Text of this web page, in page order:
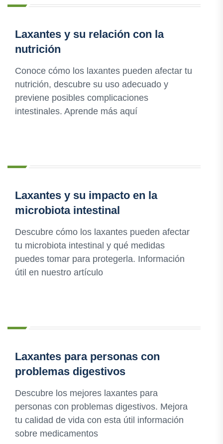
Laxantes y su relación con la
nutrición
Conoce cómo los laxantes pueden afectar tu
nutrición, descubre su uso adecuado y
previene posibles complicaciones
intestinales. Aprende más aquí
Laxantes y su impacto en la
microbiota intestinal
Descubre cómo los laxantes pueden afectar
tu microbiota intestinal y qué medidas
puedes tomar para protegerla. Información
útil en nuestro artículo
Laxantes para personas con
problemas digestivos
Descubre los mejores laxantes para
personas con problemas digestivos. Mejora
tu calidad de vida con esta útil información
sobre medicamentos